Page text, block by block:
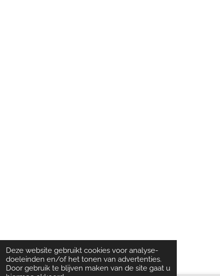
Deze website gebruikt cookies voor analyse-
doeleinden en/of het tonen van advertenties.
Door gebruik te blijven maken van de site gaat u